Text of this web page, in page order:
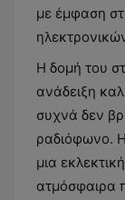
με έμφαση
Η δομή του
ανάδειξη
συχνά δεν
ραδιόφωνο. Η
μια
ατμόσφαιρα